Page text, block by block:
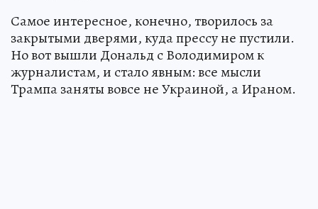
Самое интересное, конечно, творилось за
закрытыми дверями, куда прессу не пустили.
Но вот вышли Дональд с Володимиром к
журналистам, и стало явным: все мысли
Трампа заняты вовсе не Украиной, а Ираном.